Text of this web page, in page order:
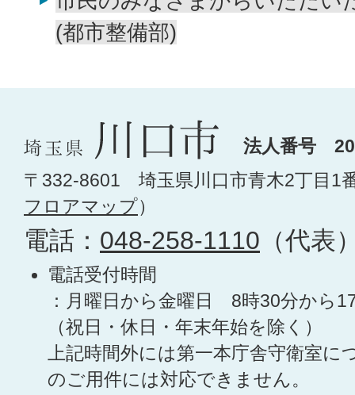
(都市整備部)
法人番号
〒332-8601 埼玉県川口市青木2丁目1
フロアマップ）
電話： 048-258-1110 （代表
電話受付時間
：月曜日から金曜日 8時30分から
（祝日・休日・年末年始を除く）
上記時間外には第一本庁舎守衛室に
のご用件には対応できません。